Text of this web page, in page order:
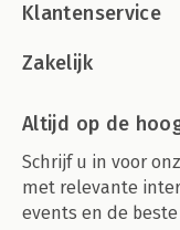
Klantenservice
Zakelijk
Altijd op de
Schrijf u in voor
met relevante
events en de